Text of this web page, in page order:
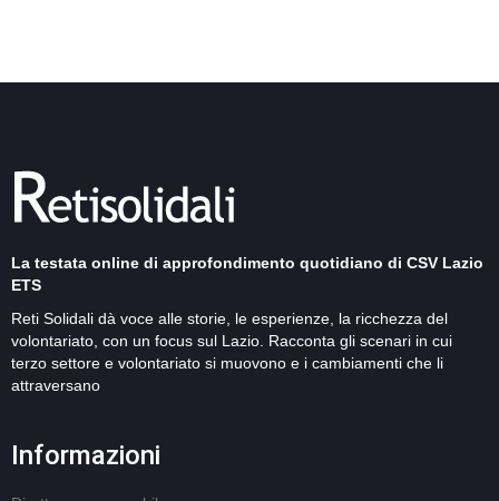
La testata online di approfondimento quotidiano di CSV Lazio
ETS
Reti Solidali dà voce alle storie, le esperienze, la ricchezza del
volontariato, con un focus sul Lazio. Racconta gli scenari in cui
terzo settore e volontariato si muovono e i cambiamenti che li
attraversano
Informazioni